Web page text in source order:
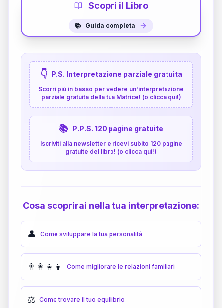
Scopri il Libro
📚 Guida completa
👇 P.S. Interpretazione parziale gratuita
Scorri più in basso per vedere un'interpretazione
parziale gratuita della tua Matrice! (o clicca qui!)
📚 P.P.S. 120 pagine gratuite
Iscriviti alla newsletter e ricevi subito 120 pagine
gratuite del libro! (o clicca qui!)
Cosa scoprirai nella tua interpretazione:
👤 Come sviluppare la tua personalità
👨‍👩‍👧‍👦 Come migliorare le relazioni familiari
⚖️ Come trovare il tuo equilibrio